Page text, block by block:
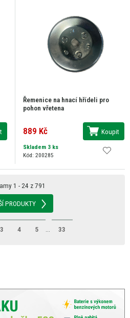
Řemenice na hnací hřídeli pro
pohon vřetena
889 Kč Koupit
Skladem 3 ks
Kód: 200285
1 - 24 z 791
PRODUKTY
3 4 5 ... 33